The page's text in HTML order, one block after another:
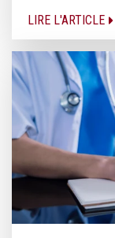
LIRE L'ARTICLE